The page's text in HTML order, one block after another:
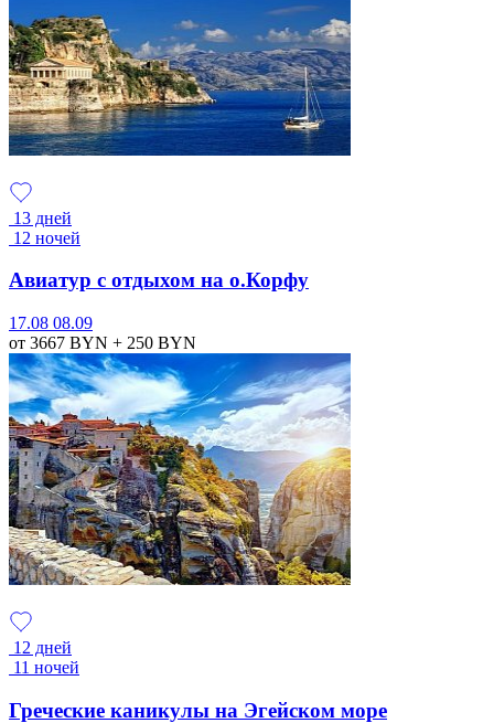
13 дней
12 ночей
Авиатур с отдыхом на о.Корфу
17.08 08.09
от 3667 BYN + 250 BYN
12 дней
11 ночей
Греческие каникулы на Эгейском море